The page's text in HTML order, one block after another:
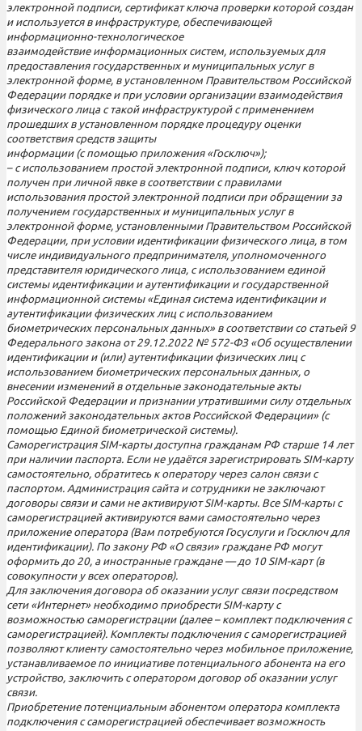
электронной подписи, сертификат ключа проверки которой создан
и используется в инфраструктуре, обеспечивающей
информационно-технологическое
взаимодействие информационных систем, используемых для
предоставления государственных и муниципальных услуг в
электронной форме, в установленном Правительством Российской
Федерации порядке и при условии организации взаимодействия
физического лица с такой инфраструктурой с применением
прошедших в установленном порядке процедуру оценки
соответствия средств защиты
информации (с помощью приложения «Госключ»);
– с использованием простой электронной подписи, ключ которой
получен при личной явке в соответствии с правилами
использования простой электронной подписи при обращении за
получением государственных и муниципальных услуг в
электронной форме, установленными Правительством Российской
Федерации, при условии идентификации физического лица, в том
числе индивидуального предпринимателя, уполномоченного
представителя юридического лица, с использованием единой
системы идентификации и аутентификации и государственной
информационной системы «Единая система идентификации и
аутентификации физических лиц с использованием
биометрических персональных данных» в соответствии со статьей 9
Федерального закона от 29.12.2022 № 572-ФЗ «Об осуществлении
идентификации и (или) аутентификации физических лиц с
использованием биометрических персональных данных, о
внесении изменений в отдельные законодательные акты
Российской Федерации и признании утратившими силу отдельных
положений законодательных актов Российской Федерации» (с
помощью Единой биометрической системы).
Саморегистрация SIM-карты доступна гражданам РФ старше 14 лет
при наличии паспорта. Если не удаётся зарегистрировать SIM-карту
самостоятельно, обратитесь к оператору через салон связи с
паспортом. Администрация сайта и сотрудники не заключают
договоры связи и сами не активируют SIM-карты. Все SIM-карты с
саморегистрацией активируются вами самостоятельно через
приложение оператора (Вам потребуются Госуслуги и Госключ для
идентификации). По закону РФ «О связи» граждане РФ могут
оформить до 20, а иностранные граждане — до 10 SIM-карт (в
совокупности у всех операторов).
Для заключения договора об оказании услуг связи посредством
сети «Интернет» необходимо приобрести SIM-карту с
возможностью саморегистрации (далее – комплект подключения с
саморегистрацией). Комплекты подключения с саморегистрацией
позволяют клиенту самостоятельно через мобильное приложение,
устанавливаемое по инициативе потенциального абонента на его
устройство, заключить с оператором договор об оказании услуг
связи.
Приобретение потенциальным абонентом оператора комплекта
подключения с саморегистрацией обеспечивает возможность